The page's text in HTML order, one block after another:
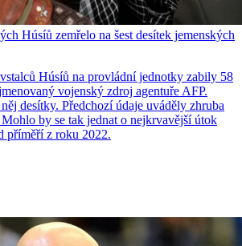
Húsíů zemřelo na šest desítek jemenských
Húsíů na provládní jednotky zabily 58
vojenský zdroj agentuře AFP.
desítky. Předchozí údaje uváděly zhruba
by se tak jednat o nejkrvavější útok
příměří z roku 2022.